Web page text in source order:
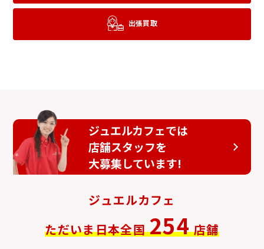
ブルガリ ミュウミュウ
出張買取
ジュエルカフェでは
店舗スタッフを
大募集しています!
ジュエルカフェ
ただいま日本全国 254 店舗